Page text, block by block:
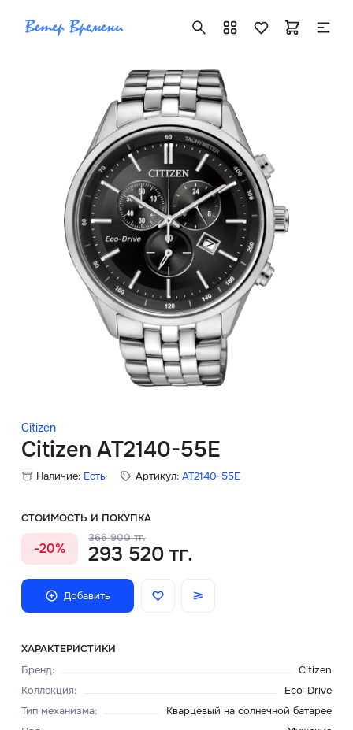
Citizen
Citizen AT2140-55E
Наличие: Есть Артикул: AT2140-55E
СТОИМОСТЬ И ПОКУПКА
-20%
366 900 тг.
293 520 тг.
Добавить
ХАРАКТЕРИСТИКИ
Бренд:
Citizen
Коллекция:
Eco-Drive
Тип механизма:
Кварцевый на солнечной батарее
+7 ( 705 ) 181-42-50
info@vetervremeni.kz
Авторизация
Каталог
Мужские часы
Женские часы
Скидки
Главная
О нас
Доставка и оплата
Блог